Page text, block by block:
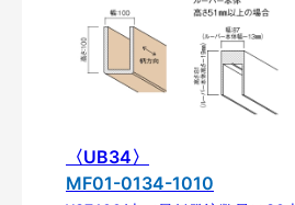
〈UB34〉
MF01-0134-1010